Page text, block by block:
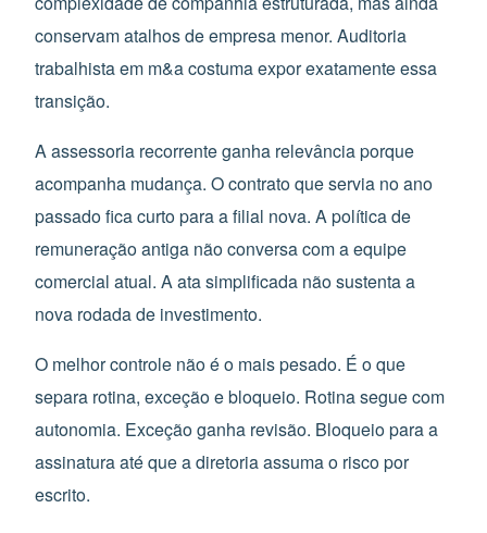
conservam atalhos de empresa menor. Auditoria
trabalhista em m&a costuma expor exatamente essa
transição.
A assessoria recorrente ganha relevância porque
acompanha mudança. O contrato que servia no ano
passado fica curto para a filial nova. A política de
remuneração antiga não conversa com a equipe
comercial atual. A ata simplificada não sustenta a
nova rodada de investimento.
O melhor controle não é o mais pesado. É o que
separa rotina, exceção e bloqueio. Rotina segue com
autonomia. Exceção ganha revisão. Bloqueio para a
assinatura até que a diretoria assuma o risco por
escrito.